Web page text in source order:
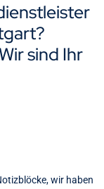
sind Ihr
wir haben